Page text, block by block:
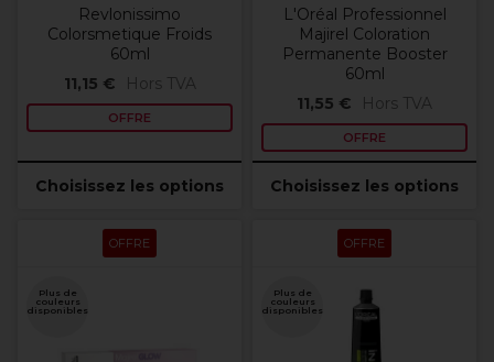
Revlonissimo
Colorsmetique Froids
60ml
11,15 €
Hors TVA
OFFRE
Choisissez les options
L'Oréal Professionnel
Majirel Coloration
Permanente Booster
60ml
11,55 €
Hors TVA
OFFRE
Choisissez les options
OFFRE
Plus de
couleurs
disponibles
OFFRE
Plus de
couleurs
disponibles